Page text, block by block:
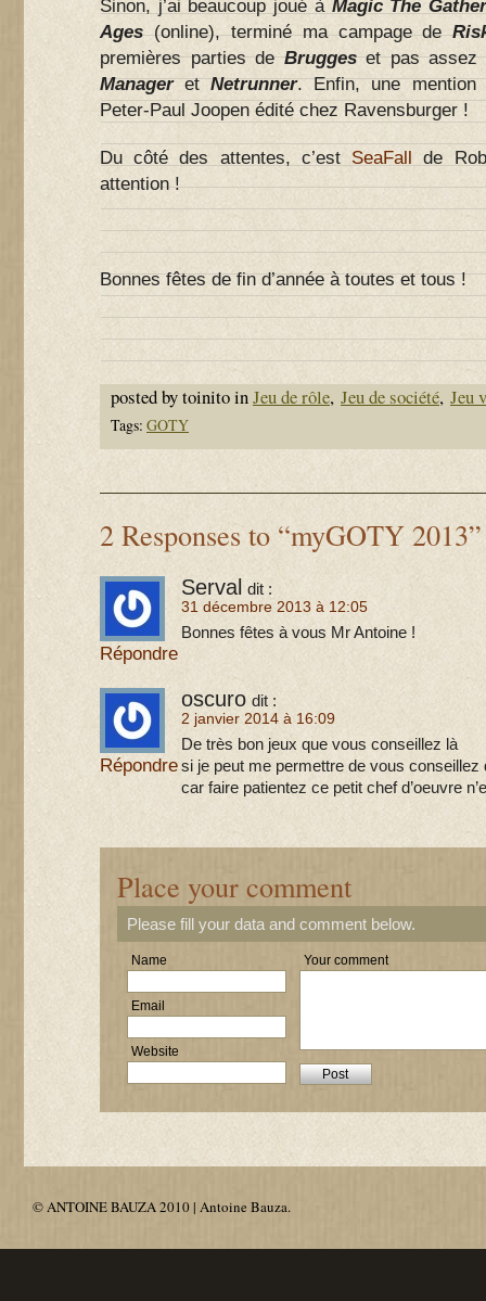
Sinon, j’ai beaucoup joué à Magic The
Ages(online), terminé ma campage de
premières parties deBrugges et pas
ManageretNetrunner. Enfin, une
Peter-Paul Joopen édité chez Ravensburger !
Du côté des attentes, c’est SeaFall de
attention !
Bonnes fêtes de fin d’année à toutes et tous !
posted by toinito inJeu de rôle, Jeu de société, Jeu
Tags: GOTY
2 Responses to “myGOTY 2013”
Serval dit :
31 décembre 2013 à 12:05
Bonnes fêtes à vous Mr Antoine !
Répondre
oscuro dit :
2 janvier 2014 à 16:09
De très bon jeux que vous conseillez là
si je peut me permettre de vous
car faire patientez ce petit chef d’oeuvre
Répondre
Place your comment
Please fill your data and comment below.
Name
Email
Website
Your comment
© ANTOINE BAUZA 2010 | Antoine Bauza.